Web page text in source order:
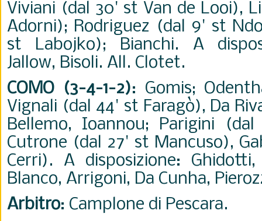
Viviani (dal 30' st Van de Looi),
Adorni); Rodriguez (dal 9' st
st Labojko); Bianchi. A
Jallow, Bisoli. All. Clotet.
COMO (3-4-1-2): Gomis;
Vignali (dal 44' st Faragò), Da
Bellemo, Ioannou; Parigini
Cutrone (dal 27' st Mancuso),
Cerri). A disposizione:
Blanco, Arrigoni, Da Cunha,
Arbitro: Camplone di Pescara.